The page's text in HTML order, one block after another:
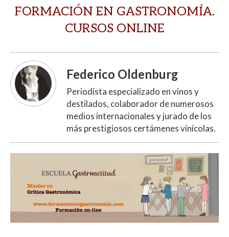
FORMACIÓN EN GASTRONOMÍA.
CURSOS ONLINE
Federico Oldenburg
Periodista especializado en vinos y
destilados, colaborador de numerosos
medios internacionales y jurado de los
más prestigiosos certámenes vinícolas.